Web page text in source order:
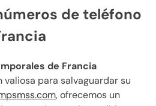
de teléfono
de Francia
para salvaguardar su
, ofrecemos un